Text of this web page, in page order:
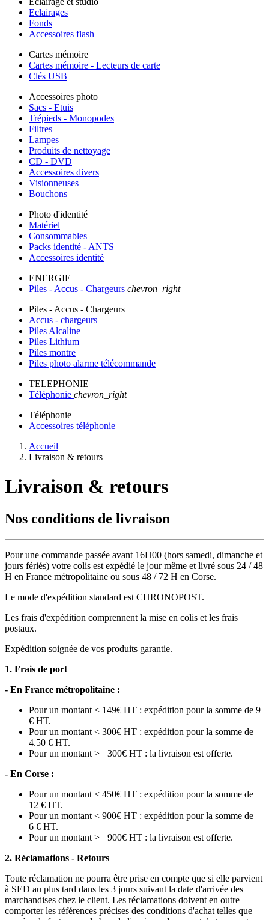
Eclairages
Fonds
Accessoires flash
Cartes mémoire
Cartes mémoire - Lecteurs de carte
Clés USB
Accessoires photo
Sacs - Etuis
Trépieds - Monopodes
Filtres
Lampes
Produits de nettoyage
CD - DVD
Accessoires divers
Visionneuses
Bouchons
Photo d'identité
Matériel
Consommables
Packs identité - ANTS
Accessoires identité
ENERGIE
Piles - Accus - Chargeurs chevron_right
Piles - Accus - Chargeurs
Accus - chargeurs
Piles Alcaline
Piles Lithium
Piles montre
Piles photo alarme télécommande
TELEPHONIE
Téléphonie chevron_right
Téléphonie
Accessoires téléphonie
Accueil
Livraison & retours
Livraison & retours
Nos conditions de livraison
Pour une commande passée avant 16H00 (hors samedi, dimanche et
jours fériés) votre colis est expédié le jour même et livré sous 24 / 48
H en France métropolitaine ou sous 48 / 72 H en Corse.
Le mode d'expédition standard est CHRONOPOST.
Les frais d'expédition comprennent la mise en colis et les frais
postaux.
Expédition soignée de vos produits garantie.
1. Frais de port
- En France métropolitaine :
Pour un montant < 149€ HT : expédition pour la somme de 9
€ HT.
Pour un montant < 300€ HT : expédition pour la somme de
4.50 € HT.
Pour un montant >= 300€ HT : la livraison est offerte.
- En Corse :
Pour un montant < 450€ HT : expédition pour la somme de
12 € HT.
Pour un montant < 900€ HT : expédition pour la somme de
6 € HT.
Pour un montant >= 900€ HT : la livraison est offerte.
2. Réclamations - Retours
Toute réclamation ne pourra être prise en compte que si elle parvient
à SED au plus tard dans les 3 jours suivant la date d'arrivée des
marchandises chez le client. Les réclamations doivent en outre
comporter les références précises des conditions d'achat telles que